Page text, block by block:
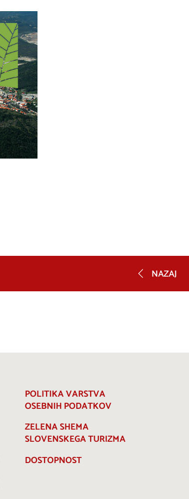
NAZAJ
POLITIKA VARSTVA
OSEBNIH PODATKOV
ZELENA SHEMA
SLOVENSKEGA TURIZMA
DOSTOPNOST